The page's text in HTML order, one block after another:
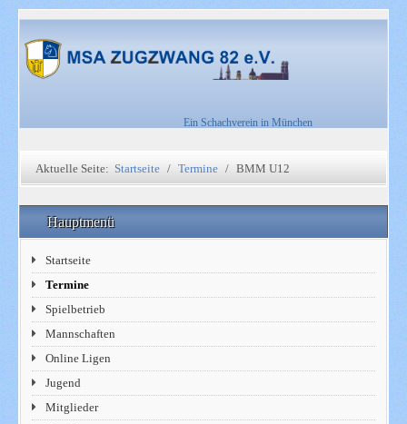
Ein Schachverein in München
Aktuelle Seite: Startseite Termine BMM U12
Hauptmenü
Startseite
Termine
Spielbetrieb
Mannschaften
Online Ligen
Jugend
Mitglieder